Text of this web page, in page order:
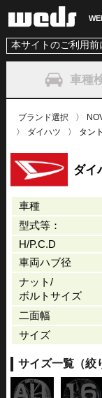
本サイトのご利用
車種
ブランド選択
ダイハツ
タン
ダイ
車種
型式等：
H/P.C.D
車両ハブ径
ナット/
ボルトサイズ
二面幅
サイズ
サイズ一覧（絞